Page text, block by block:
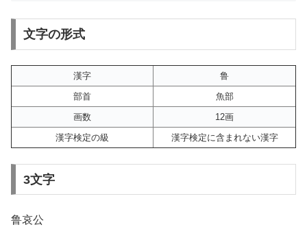
文字の形式
漢字
鲁
部首
魚部
画数
12画
漢字検定の級
漢字検定に含まれない漢字
3文字
鲁哀公